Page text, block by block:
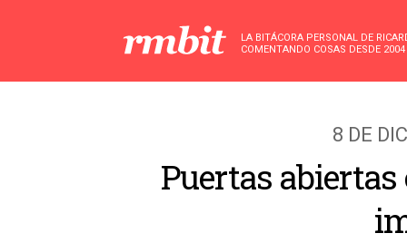
LA BITÁCORA PERSONAL DE
COMENTANDO COSAS DESDE 2004
8 DE
Puertas